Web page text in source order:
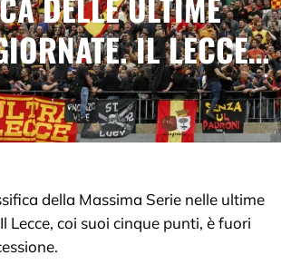
IL LECCE…
della Massima Serie nelle ultime
Lecce, coi suoi cinque punti, è fuori